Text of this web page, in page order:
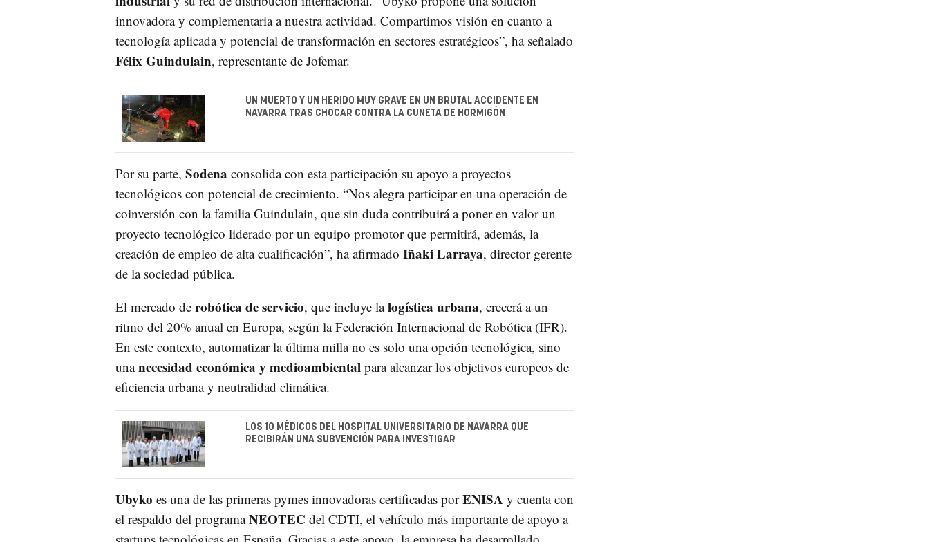
innovadora y complementaria a nuestra actividad. Compartimos visión en cuanto a
tecnología aplicada y potencial de transformación en sectores estratégicos”, ha señalado
Félix Guindulain, representante de Jofemar.
UN MUERTO Y UN HERIDO MUY GRAVE EN UN BRUTAL ACCIDENTE EN
NAVARRA TRAS CHOCAR CONTRA LA CUNETA DE HORMIGÓN
Por su parte, Sodena consolida con esta participación su apoyo a proyectos
tecnológicos con potencial de crecimiento. “Nos alegra participar en una operación de
coinversión con la familia Guindulain, que sin duda contribuirá a poner en valor un
proyecto tecnológico liderado por un equipo promotor que permitirá, además, la
creación de empleo de alta cualificación”, ha afirmado Iñaki Larraya, director gerente
de la sociedad pública.
El mercado de robótica de servicio, que incluye lalogística urbana, crecerá a un
ritmo del 20% anual en Europa, según la Federación Internacional de Robótica (IFR).
En este contexto, automatizar la última milla no es solo una opción tecnológica, sino
unanecesidad económica y medioambiental para alcanzar los objetivos europeos de
eficiencia urbana y neutralidad climática.
LOS 10 MÉDICOS DEL HOSPITAL UNIVERSITARIO DE NAVARRA QUE
RECIBIRÁN UNA SUBVENCIÓN PARA INVESTIGAR
Ubyko es una de las primeras pymes innovadoras certificadas porENISA y cuenta con
el respaldo del programaNEOTEC del CDTI, el vehículo más importante de apoyo a